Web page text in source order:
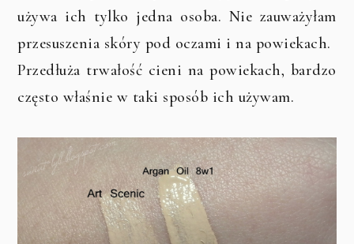
używa ich tylko jedna osoba. Nie zauważyłam
przesuszenia skóry pod oczami i na powiekach.
Przedłuża trwałość cieni na powiekach, bardzo
często właśnie w taki sposób ich używam.